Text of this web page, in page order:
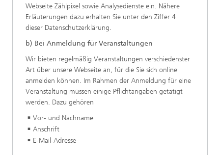
Webseite Zählpixel sowie Analysedienste ein. Nähere
Erläuterungen dazu erhalten Sie unter den Ziffer 4
dieser Datenschutzerklärung.
b) Bei Anmeldung für Veranstaltungen
Wir bieten regelmäßig Veranstaltungen verschiedenster
Art über unsere Webseite an, für die Sie sich online
anmelden können. Im Rahmen der Anmeldung für eine
Veranstaltung müssen einige Pflichtangaben getätigt
werden. Dazu gehören
Vor- und Nachname
Anschrift
E-Mail-Adresse